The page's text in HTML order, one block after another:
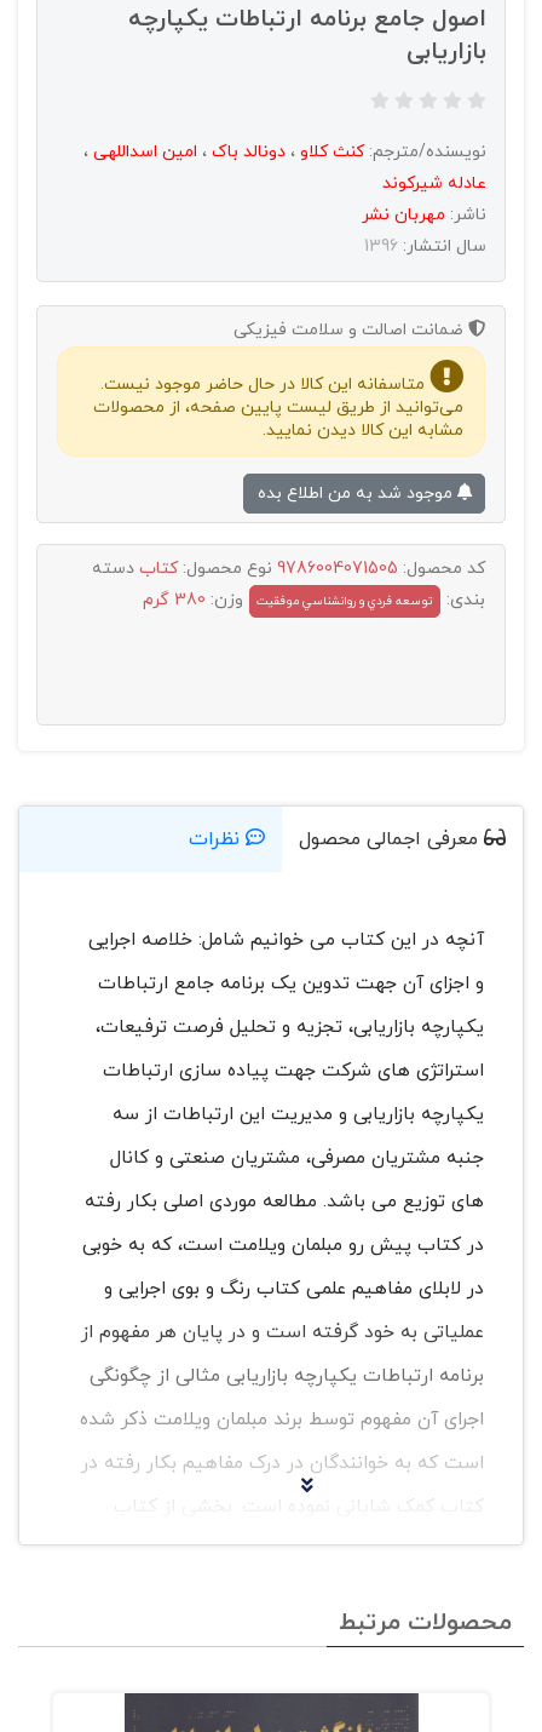
اصول جامع برنامه ارتباطات یکپارچه
بازاریابی
نویسنده/مترجم:کنث کلاو ، دونالد باک ، امین اسداللهی ،
عادله شیرکوند
ناشر: مهربان نشر
سال انتشار: 1396
ضمانت اصالت و سلامت فیزیکی
متاسفانه این کالا در حال حاضر موجود نیست.
می‌توانید از طریق لیست پایین صفحه، از محصولات
مشابه این کالا دیدن نمایید.
کد محصول: 9786004071505 نوع محصول:کتاب دسته
بندی:
توسعه فردي و روانشناسي موفقيت وزن: 380 گرم
معرفی اجمالی محصول نظرات
آنچه در این کتاب می خوانیم شامل: خلاصه اجرایی
و اجزای آن جهت تدوین یک برنامه جامع ارتباطات
یکپارچه بازاریابی، تجزیه و تحلیل فرصت ترفیعات،
استراتژی های شرکت جهت پیاده سازی ارتباطات
یکپارچه بازاریابی و مدیریت این ارتباطات از سه
جنبه مشتریان مصرفی، مشتریان صنعتی و کانال
های توزیع می باشد. مطالعه موردی اصلی بکار رفته
در کتاب پیش رو مبلمان ویلامت است، که به خوبی
در لابلای مفاهیم علمی کتاب رنگ و بوی اجرایی و
عملیاتی به خود گرفته است و در پایان هر مفهوم از
برنامه ارتباطات یکپارچه بازاریابی مثالی از چگونگی
اجرای آن مفهوم توسط برند مبلمان ویلامت ذکر شده
است که به خوانندگان در درک مفاهیم بکار رفته در
کتاب کمک شایانی نموده است. بخشی از کتاب
#اصول_جامع_برنامه_ارتباطات_یکپارچه_بازاریابی
مشتریانی هستند که به آنان وفادار باشند از این رو
مشتری به هدف نهایی خود که رضایتمندی مشتری
محصولات مرتبط